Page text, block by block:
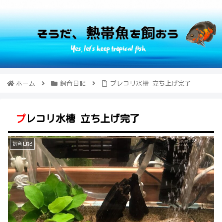
ホーム 飼育日記 プレコリ水槽 立ち上げ完了
プレコリ水槽 立ち上げ完了
飼育日記